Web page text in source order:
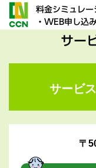
料金シミュレー
・WEB申し込
サー
サービ
〒